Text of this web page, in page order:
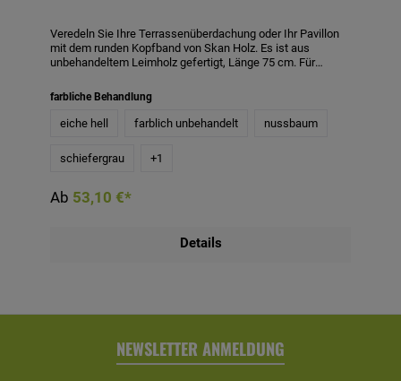
Veredeln Sie Ihre Terrassenüberdachung oder Ihr Pavillon
mit dem runden Kopfband von Skan Holz. Es ist aus
unbehandeltem Leimholz gefertigt, Länge 75 cm. Für
Verwenden Sie hierfür eine offenporige Lasur. Das runde
Kopfband ist auch mit Farbbehandlung in den Farben weiß,
schiefergrau, nussbaum und eiche hell gegen Aufpreis
Technische Daten:Material: Leimholz, unbehandelt -
farbliche Behandlung
eiche hell farblich unbehandelt nussbaum
schiefergrau +1
Ab 53,10 €*
Details
NEWSLETTER ANMELDUNG